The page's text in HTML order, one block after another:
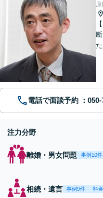
電話で面談予約
注力分野
離婚・男女問題 事例10件
相続・遺言 事例9件 料